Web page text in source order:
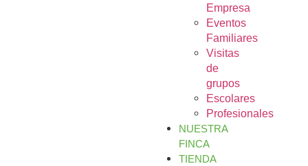
Empresa
Eventos
Familiares
Visitas
de
grupos
Escolares
Profesionales
NUESTRA
FINCA
TIENDA